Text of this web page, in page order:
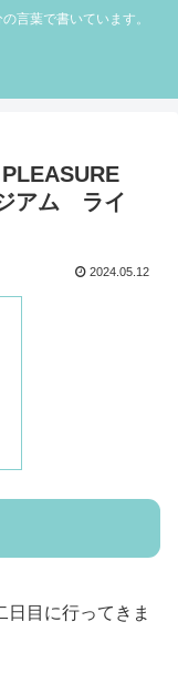
言葉で書いています。
アム ライ
2024.05.12
日目に行ってきま